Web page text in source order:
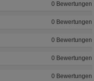
0 Bewertungen
0 Bewertungen
0 Bewertungen
0 Bewertungen
0 Bewertungen